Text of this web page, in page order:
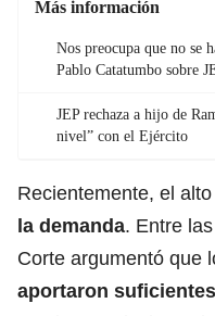
Más información
Nos preocupa que no se
Pablo Catatumbo sobre
JEP rechaza a hijo de
nivel” con el Ejército
Recientemente, el
la demanda. Entre
Corte argumentó que
aportaron